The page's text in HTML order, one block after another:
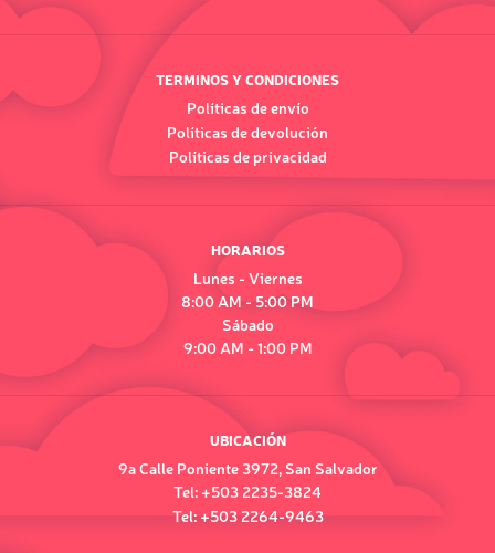
TERMINOS Y CONDICIONES
Políticas de envío
Políticas de devolución
Políticas de privacidad
HORARIOS
Lunes - Viernes
8:00 AM - 5:00 PM
Sábado
9:00 AM - 1:00 PM
UBICACIÓN
9a Calle Poniente 3972, San Salvador
Tel: +503 2235-3824
Tel: +503 2264-9463